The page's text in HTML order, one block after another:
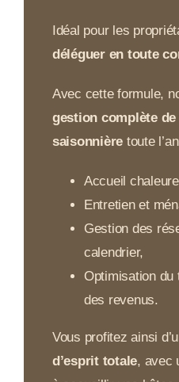
Idéal pour les
déléguer en toute
Avec cette formule,
gestion complète
saisonnière toute
Accueil
Entretien et
Gestion des
calendrier,
Optimisation du
des revenus.
Vous profitez ainsi
d’esprit totale, avec